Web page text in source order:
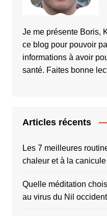
Je me présente Boris,
ce blog pour pouvoir
informations à avoir
santé. Faites bonne
Articles récents
Les 7 meilleures
chaleur et à la
Quelle méditation
au virus du Nil